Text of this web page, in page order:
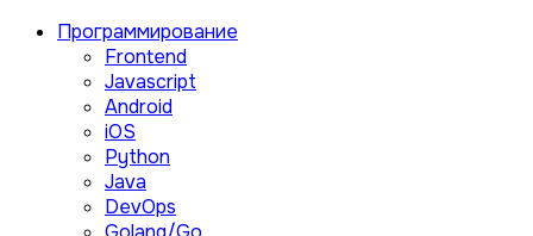
Программирование
Frontend
Javascript
Android
iOS
Python
Java
DevOps